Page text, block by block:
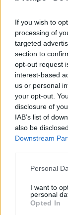
If you wish to
processing of
targeted
section to
opt-out request
interest-based
us or personal
your opt-out.
disclosure of
IAB’s list of
also be
Downstream
Personal
I want to
personal
Opted In
11/08/2020
IL BLITZ
La
spazzata
10/08/2020
ROGHI SENZA
I roghi al
fermano.
SIGILLI